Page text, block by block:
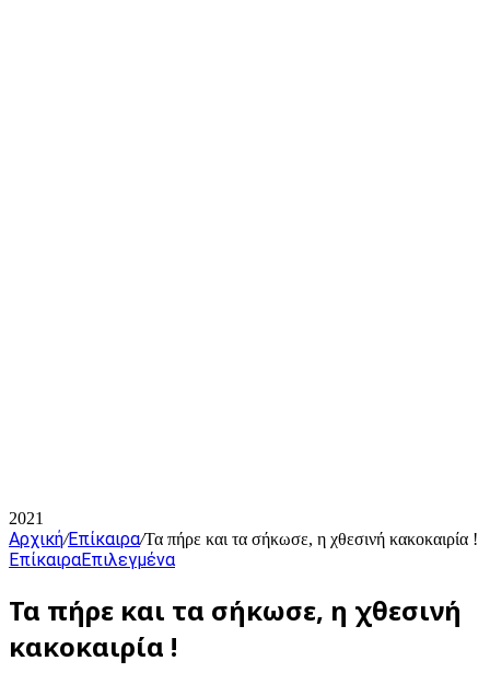
2021
Αρχική/Επίκαιρα/Τα πήρε και τα σήκωσε, η χθεσινή κακοκαιρία !
ΕπίκαιραΕπιλεγμένα
Τα πήρε και τα σήκωσε, η χθεσινή
κακοκαιρία !